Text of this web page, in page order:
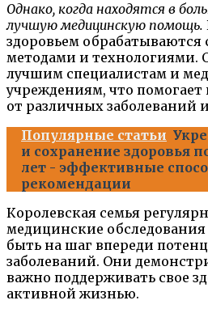
Однако, когда находятся в
лучшую медицинскую помощь.
здоровьем
методами и технологиями.
лучшим специалистам и
учреждениям, что помогает
от различных заболеваний
Популярные статьи
и сохранение здоровья
лет - эффективные
рекомендации
Королевская семья
медицинские
быть на шаг впереди
заболеваний. Они
важно поддерживать свое
активной жизнью.